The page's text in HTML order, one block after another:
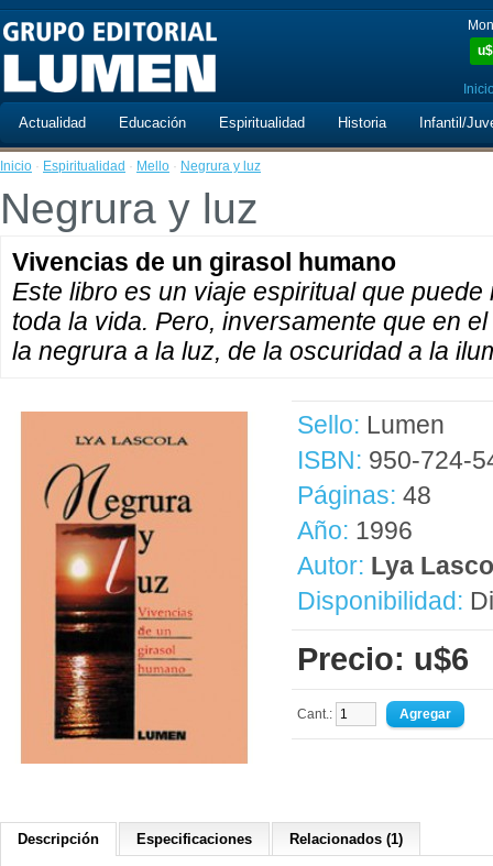
u$
Actualidad Educación Espiritualidad Historia Infantil/
Inicio · Espiritualidad · Mello · Negrura y luz
Negrura y luz
Vivencias de un girasol humano
Este libro es un viaje espiritual que
toda la vida. Pero, inversamente que en
la negrura a la luz, de la oscuridad a la
Sello: Lumen
ISBN: 950-724-
Páginas: 48
Año: 1996
Autor: Lya
Disponibilidad:
Precio: u$6
Cant.:
Descripción Especificaciones Relacionados (1)